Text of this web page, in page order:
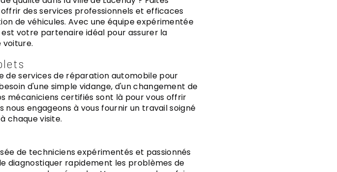
des services professionnels et efficaces
de véhicules. Avec une équipe expérimentée
votre partenaire idéal pour assurer la
services de réparation automobile pour
d'une simple vidange, d'un changement de
mécaniciens certifiés sont là pour vous offrir
engageons à vous fournir un travail soigné
chaque visite.
de techniciens expérimentés et passionnés
diagnostiquer rapidement les problèmes de